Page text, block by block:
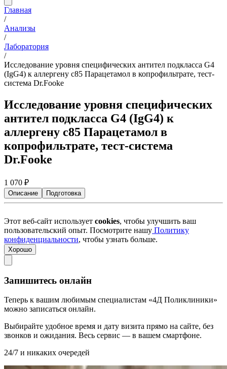
Главная
/
Анализы
/
Лаборатория
/
Исследование уровня специфических антител подкласса G4
(IgG4) к аллергену с85 Парацетамол в копрофильтрате, тест-
система Dr.Fooke
Исследование уровня специфических
антител подкласса G4 (IgG4) к
аллергену с85 Парацетамол в
копрофильтрате, тест-система
Dr.Fooke
1 070 ₽
Описание Подготовка
Этот веб-сайт использует cookies, чтобы улучшить ваш
пользовательский опыт. Посмотрите нашу Политику
конфиденциальности, чтобы узнать больше.
Хорошо
Запишитесь онлайн
Теперь к вашим любимым специалистам «4Д Поликлиники»
можно записаться онлайн.
Выбирайте удобное время и дату визита прямо на сайте, без
звонков и ожидания. Весь сервис — в вашем смартфоне.
24/7 и никаких очередей